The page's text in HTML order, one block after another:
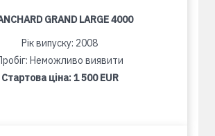
GRAND LARGE 4000
Рік випуску: 2008
Неможливо виявити
Стартова ціна:1 500 EUR